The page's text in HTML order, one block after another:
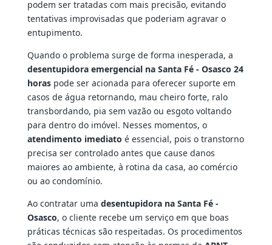
podem ser tratadas com mais precisão, evitando
tentativas improvisadas que poderiam agravar o
entupimento.
Quando o problema surge de forma inesperada, a
desentupidora emergencial na Santa Fé - Osasco 24
horaspode ser acionada para oferecer suporte em
casos de água retornando, mau cheiro forte, ralo
transbordando, pia sem vazão ou esgoto voltando
para dentro do imóvel. Nesses momentos, o
atendimento imediato é essencial, pois o transtorno
precisa ser controlado antes que cause danos
maiores ao ambiente, à rotina da casa, ao comércio
ou ao condomínio.
Ao contratar uma desentupidora na Santa Fé -
Osasco, o cliente recebe um serviço em que boas
práticas técnicas são respeitadas. Os procedimentos